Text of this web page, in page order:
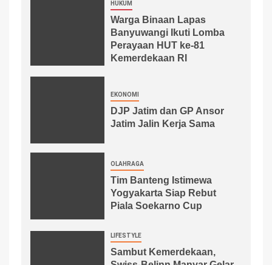
HUKUM
Warga Binaan Lapas
Banyuwangi Ikuti Lomba
Perayaan HUT ke-81
Kemerdekaan RI
EKONOMI
DJP Jatim dan GP Ansor
Jatim Jalin Kerja Sama
OLAHRAGA
Tim Banteng Istimewa
Yogyakarta Siap Rebut
Piala Soekarno Cup
LIFESTYLE
Sambut Kemerdekaan,